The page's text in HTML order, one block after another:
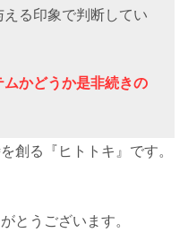
る印象で判断してい
かどうか是非続きの
創る『ヒトトキ』です。
とうございます。